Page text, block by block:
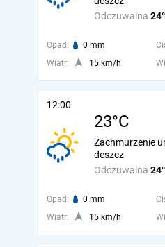
Odczuwalna
Opad: 0 mm
Wiatr:
15 km/h
12:00
23°C
Odczuwalna
Zachmurzenie
deszcz
Opad: 0 mm
Wiatr:
15 km/h